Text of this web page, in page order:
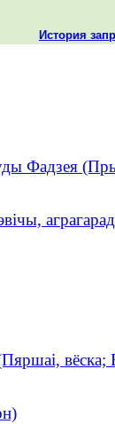
История
Фадзея
вёска;